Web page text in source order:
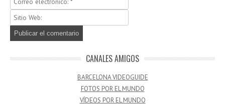
CANALES AMIGOS
BARCELONA VIDEOGUIDE
FOTOS POR EL MUNDO
VÍDEOS POR EL MUNDO